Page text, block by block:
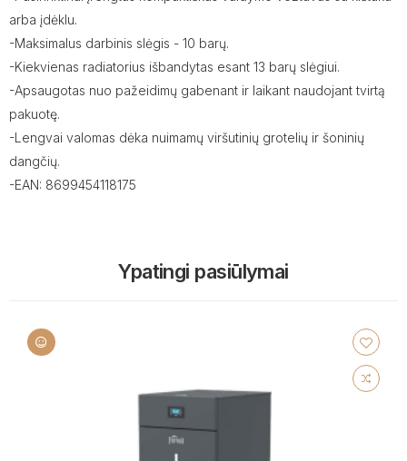
arba įdėklu.
-Maksimalus darbinis slėgis - 10 barų.
-Kiekvienas radiatorius išbandytas esant 13 barų slėgiui.
-Apsaugotas nuo pažeidimų gabenant ir laikant naudojant tvirtą
pakuotę.
-Lengvai valomas dėka nuimamų viršutinių grotelių ir šoninių
dangčių.
-EAN: 8699454118175
Ypatingi pasiūlymai